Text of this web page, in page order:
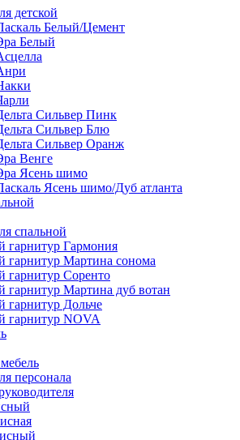
детской
Белый/Цемент
Белый
Сильвер Пинк
Сильвер Блю
Сильвер Оранж
Венге
Ясень шимо
Ясень шимо/Дуб атланта
спальной
гарнитур Гармония
гарнитур Мартина сонома
гарнитур Соренто
гарнитур Мартина дуб вотан
гарнитур Дольче
гарнитур NOVA
персонала